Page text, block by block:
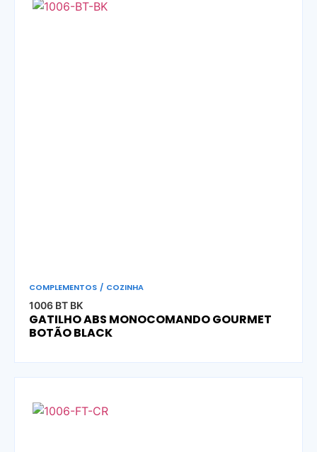
COMPLEMENTOS / COZINHA
1006 BT BK
GATILHO ABS MONOCOMANDO GOURMET
BOTÃO BLACK